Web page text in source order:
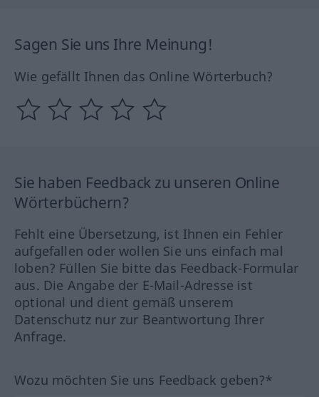
Sagen Sie uns Ihre Meinung!
Wie gefällt Ihnen das Online Wörterbuch?
Sie haben Feedback zu unseren Online
Wörterbüchern?
Fehlt eine Übersetzung, ist Ihnen ein Fehler
aufgefallen oder wollen Sie uns einfach mal
loben? Füllen Sie bitte das Feedback-Formular
aus. Die Angabe der E-Mail-Adresse ist
optional und dient gemäß unserem
Datenschutz nur zur Beantwortung Ihrer
Anfrage.
Wozu möchten Sie uns Feedback geben?*